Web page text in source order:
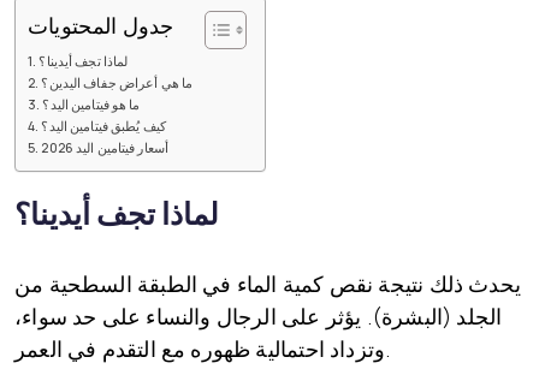
جدول المحتويات
لماذا تجف أيدينا؟
ما هي أعراض جفاف اليدين؟
ما هو فيتامين اليد؟
كيف يُطبق فيتامين اليد؟
أسعار فيتامين اليد 2026
لماذا تجف أيدينا؟
يحدث ذلك نتيجة نقص كمية الماء في الطبقة السطحية من
الجلد (البشرة). يؤثر على الرجال والنساء على حد سواء،